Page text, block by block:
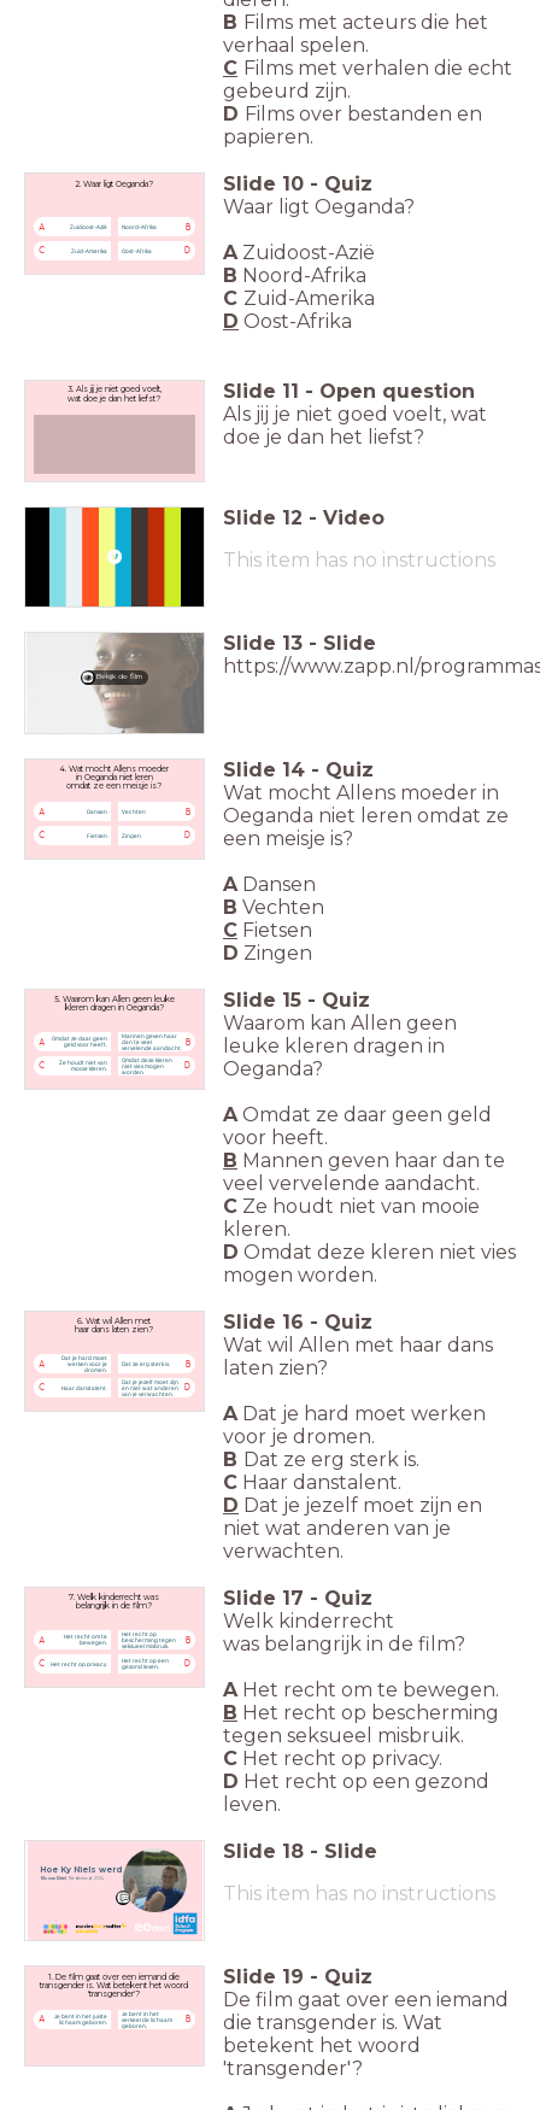
B Films met acteurs die het
verhaal spelen.
C Films met verhalen die echt
gebeurd zijn.
D Films over bestanden en
papieren.
2. Waar ligt Oeganda?
A Zuidoost-Azië B
Noord-Afrika
C Zuid-Amerika D
Oost-Afrika
Slide 10 - Quiz
Waar ligt Oeganda?
AZuidoost-Azië
B Noord-Afrika
C Zuid-Amerika
D Oost-Afrika
3. Als jij je niet goed voelt,
wat doe je dan het liefst?
Slide 11 - Open question
Als jij je niet goed voelt, wat
doe je dan het liefst?
Slide 12 - Video
This item has no instructions
Bekijk de film
Slide 13 - Slide
https://www.zapp.nl/
4. Wat mocht Allens moeder
in Oeganda niet leren
omdat ze een meisje is?
A Dansen B
Vechten
C Fietsen D
Zingen
Slide 14 - Quiz
Wat mocht Allens moeder in
Oeganda niet leren omdat ze
een meisje is?
A Dansen
B Vechten
C Fietsen
D Zingen
5. Waarom kan Allen geen leuke
kleren dragen in Oeganda?
A
Omdat ze daar geen
geld voor heeft.
B
Mannen geven haar
dan te veel
vervelende aandacht.
C
Ze houdt niet van
mooie kleren.
D
Omdat deze kleren
niet vies mogen
worden.
Slide 15 - Quiz
Waarom kan Allen geen
leuke kleren dragen in
Oeganda?
A Omdat ze daar geen geld
voor heeft.
B Mannen geven haar dan te
veel vervelende aandacht.
C Ze houdt niet van mooie
kleren.
D Omdat deze kleren niet vies
mogen worden.
6. Wat wil Allen met
haar dans laten zien?
A
Dat je hard moet
werken voor je
dromen.
B
Dat ze erg sterk is.
C Haar danstalent. D
Dat je jezelf moet zijn
en niet wat anderen
van je verwachten.
Slide 16 - Quiz
Wat wil Allen met haar dans
laten zien?
A Dat je hard moet werken
voor je dromen.
B Dat ze erg sterk is.
C Haar danstalent.
D Dat je jezelf moet zijn en
niet wat anderen van je
verwachten.
7. Welk kinderrecht was
belangrijk in de film?
A
Het recht om te
bewegen.
B
Het recht op
bescherming tegen
seksueel misbruik.
C Het recht op privacy. D
Het recht op een
gezond leven.
Slide 17 - Quiz
Welk kinderrecht
was belangrijk in de film?
A Het recht om te bewegen.
B Het recht op bescherming
tegen seksueel misbruik.
C Het recht op privacy.
D Het recht op een gezond
leven.
Hoe Ky Niels werd
Els van Driel , Nederland, 2014
Slide 18 - Slide
This item has no instructions
1. De film gaat over een iemand die
transgender is. Wat betekent het woord
'transgender'?
A
Je bent in het juiste
lichaam geboren.
B
Je bent in het
verkeerde lichaam
geboren.
Slide 19 - Quiz
De film gaat over een iemand
die transgender is. Wat
betekent het woord
'transgender'?